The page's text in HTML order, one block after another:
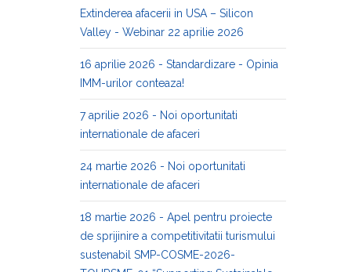
Extinderea afacerii in USA – Silicon
Valley - Webinar 22 aprilie 2026
16 aprilie 2026 - Standardizare - Opinia
IMM-urilor conteaza!
7 aprilie 2026 - Noi oportunitati
internationale de afaceri
24 martie 2026 - Noi oportunitati
internationale de afaceri
18 martie 2026 - Apel pentru proiecte
de sprijinire a competitivitatii turismului
sustenabil SMP-COSME-2026-